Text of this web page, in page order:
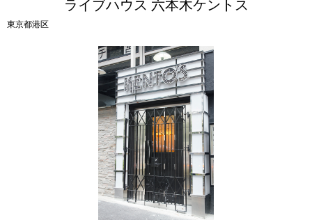
ライブハウス 六本木ケントス
東京都港区